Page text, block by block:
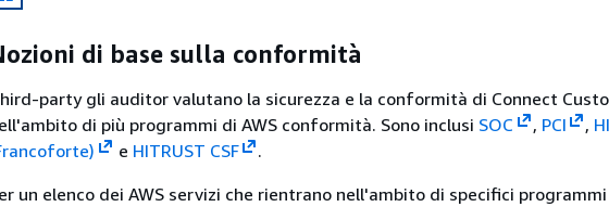
di base sulla conformità
party gli auditor valutano la sicurezza e la conformità di Connect
di più programmi di AWS conformità. Sono inclusi SOC , PCI ,
e HITRUST CSF
.
un elenco dei AWS servizi che rientrano nell'ambito di specifici